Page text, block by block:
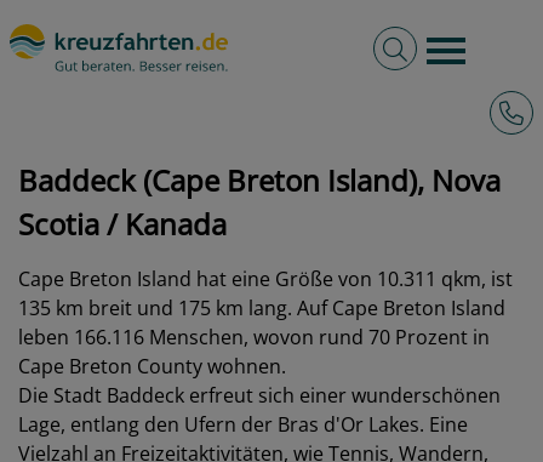
Burger
Volltextsuche
Baddeck (Cape Breton Island), Nova
Scotia / Kanada
Cape Breton Island hat eine Größe von 10.311 qkm, ist
135 km breit und 175 km lang. Auf Cape Breton Island
leben 166.116 Menschen, wovon rund 70 Prozent in
Cape Breton County wohnen.
Die Stadt Baddeck erfreut sich einer wunderschönen
Lage, entlang den Ufern der Bras d'Or Lakes. Eine
Vielzahl an Freizeitaktivitäten, wie Tennis, Wandern,